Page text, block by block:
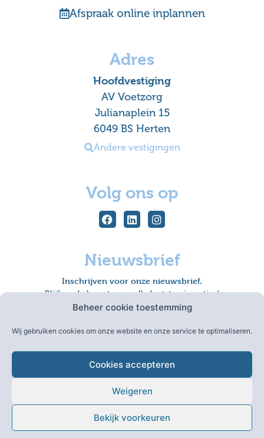
Beheer cookie toestemming
Wij gebruiken cookies om onze website en onze service te optimaliseren.
Cookies accepteren
Weigeren
Bekijk voorkeuren
Afspraak online inplannen
Adres
Hoofdvestiging
AV Voetzorg
Julianaplein 15
6049 BS Herten
Andere vestigingen
Volg ons op
Nieuwsbrief
Inschrijven voor onze nieuwsbrief.
Blijf op de hoogte van alle laatste nieuwtjes!
Inschrijven
Algemene voorwaarden|Sitemap|Disclaimer|
Privacy Policy|Colofon|Cookie-instellingen